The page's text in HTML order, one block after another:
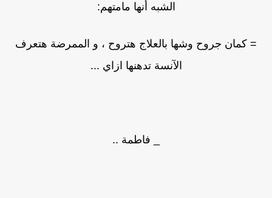
الشبه أنها مامتهم:
= كمان جروح وشها بالعلاج هتروح ، و الممرضة هتعرف
الآنسة تدهنها ازاي ...
_ فاطمة ..